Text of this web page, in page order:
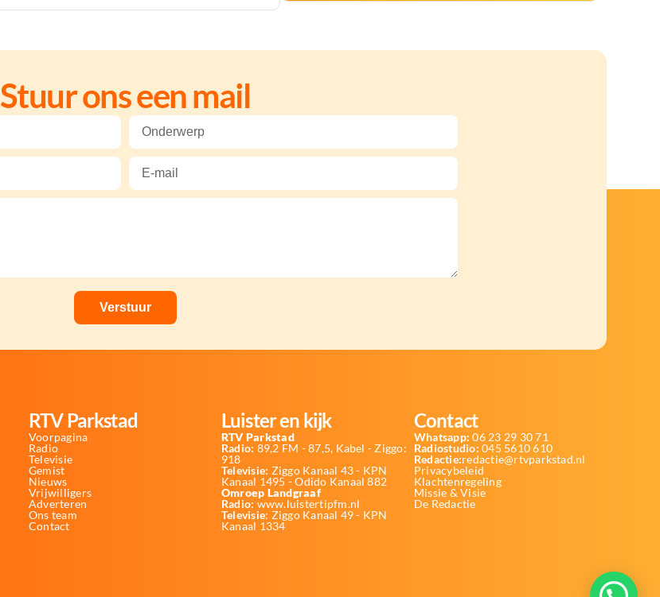
Stuur ons een mail
RTV Parkstad
Voorpagina
Radio
Televisie
Gemist
Nieuws
Vrijwilligers
Adverteren
Ons team
Contact
Luister en kijk
RTV Parkstad
Radio: 89,2 FM - 87,5, Kabel - Ziggo:
918
Televisie: Ziggo Kanaal 43 - KPN
Kanaal 1495 - Odido Kanaal 882
Omroep Landgraaf
Radio: www.luistertipfm.nl
Televisie: Ziggo Kanaal 49 - KPN
Kanaal 1334
Contact
Whatsapp: 06 23 29 30 71
Radiostudio: 045 5610 610
Redactie:redactie@rtvparkstad.nl
Privacybeleid
Klachtenregeling
Missie & Visie
De Redactie